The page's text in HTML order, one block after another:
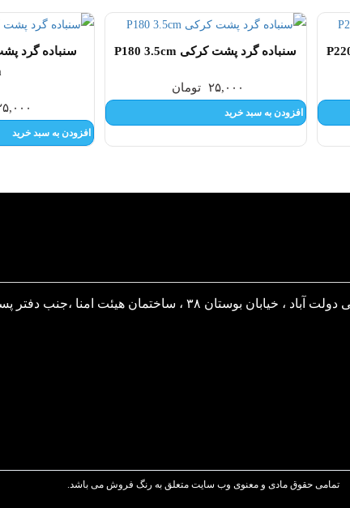
سنباده گرد پشت کرکی P180 3.5cm
تومان ۲۵,۰۰۰
افزودن به سبد خرید
افزودن به سبد خرید
۳۸ ، ساختمان هیئت امنا ،جنب دفتر پست
تمامی حقوق مادی و معنوی وب سایت متعلق به رنگ فروش می باشد.